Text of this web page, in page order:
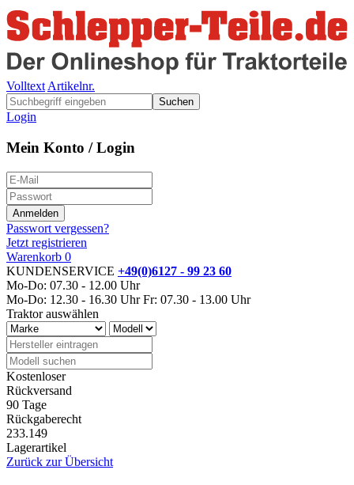
Volltext Artikelnr.
Suchen
Login
Mein Konto / Login
Passwort vergessen?
Jetzt registrieren
Warenkorb 0
KUNDENSERVICE +49(0)6127 - 99 23 60
Mo-Do: 07.30 - 12.00 Uhr
Mo-Do: 12.30 - 16.30 Uhr Fr: 07.30 - 13.00 Uhr
Traktor auswählen
Kostenloser
Rückversand
90 Tage
Rückgaberecht
233.149
Lagerartikel
Zurück zur Übersicht